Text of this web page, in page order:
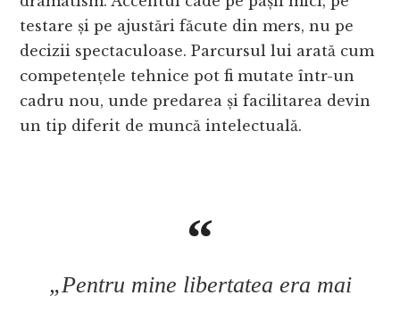
testare și pe ajustări făcute din mers, nu pe
decizii spectaculoase. Parcursul lui arată cum
competențele tehnice pot fi mutate într-un
cadru nou, unde predarea și facilitarea devin
un tip diferit de muncă intelectuală.
„Pentru mine libertatea era mai